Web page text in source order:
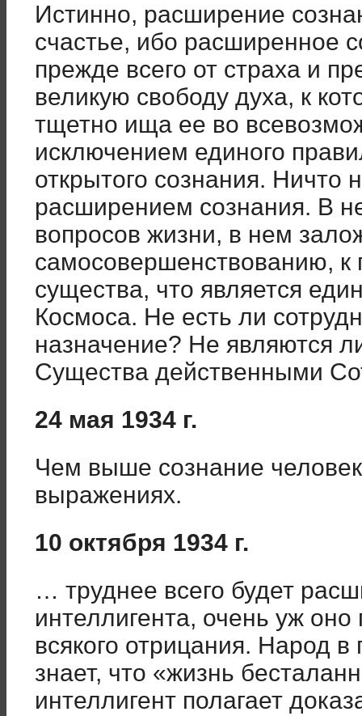
Истинно, расширение
счастье, ибо расширенное
прежде всего от страха и
великую свободу духа, к
тщетно ища ее во
исключением единого
открытого сознания. Ничто
расширением сознания. В
вопросов жизни, в нем
самосовершенствованию,
существа, что является
Космоса. Не есть ли
назначение? Не являются
Существа действенными
24 мая 1934 г.
Чем выше сознание
выражениях.
10 октября 1934 г.
… труднее всего будет
интеллигента, очень уж
всякого отрицания. Народ в
знает, что «жизнь
интеллигент полагает